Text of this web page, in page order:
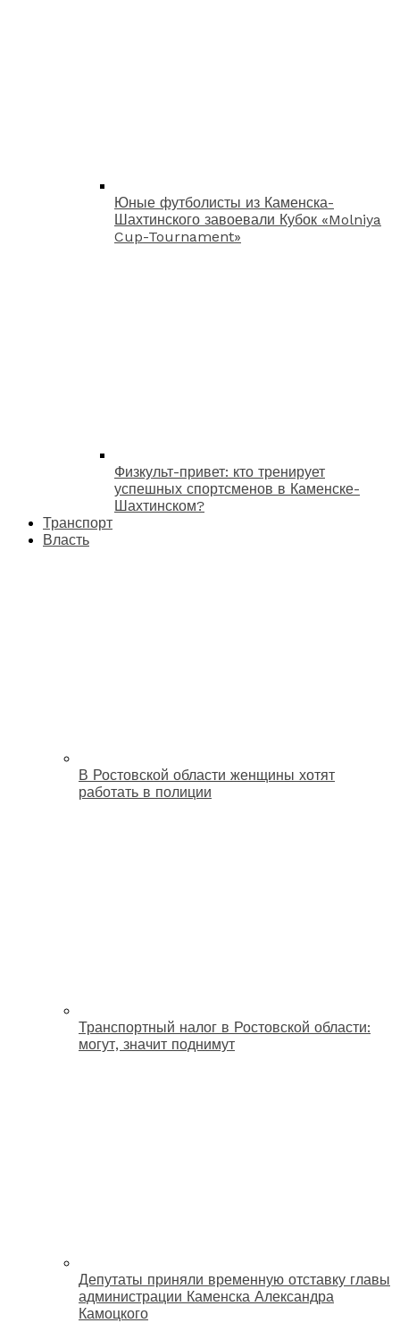
Юные футболисты из Каменска-
Шахтинского завоевали Кубок «Molniya
Cup-Tournament»
Физкульт-привет: кто тренирует
успешных спортсменов в Каменске-
Шахтинском?
Транспорт
Власть
В Ростовской области женщины хотят
работать в полиции
Транспортный налог в Ростовской области:
могут, значит поднимут
Депутаты приняли временную отставку главы
администрации Каменска Александра
Камоцкого